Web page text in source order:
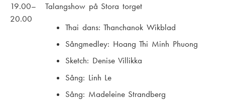
19.00–
20.00
Talangshow på Stora torget
Thai dans: Thanchanok Wikblad
Sångmedley: Hoang Thi Minh Phuong
Sketch: Denise Villikka
Sång: Linh Le
Sång: Madeleine Strandberg